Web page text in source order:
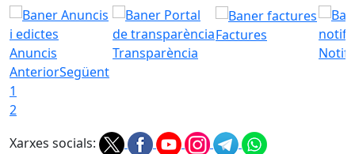
Anuncis Transparència
Factures
AnteriorSegüent
1
2
Xarxes socials: